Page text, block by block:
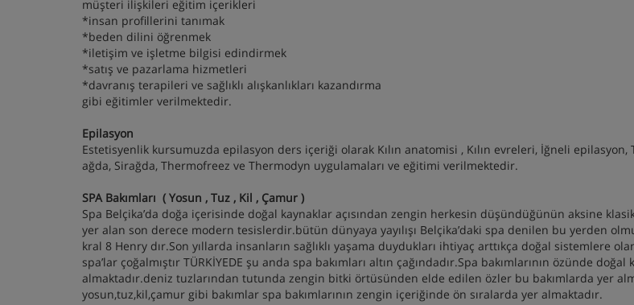
müşteri ilişkileri eğitim içerikleri
*insan profillerini tanımak
*beden dilini öğrenmek
*iletişim ve işletme bilgisi edindirmek
*satış ve pazarlama hizmetleri
*davranış terapileri ve sağlıklı alışkanlıkları kazandırma
gibi eğitimler verilmektedir.
Epilasyon
Estetisyenlik kursumuzda epilasyon ders içeriği olarak Kılın anatomisi , Kılın evreleri, İğneli epilasyon,
ağda, Sirağda, Thermofreez ve Thermodyn uygulamaları ve eğitimi verilmektedir.
SPA Bakımları ( Yosun , Tuz , Kil , Çamur )
Spa Belçika’da doğa içerisinde doğal kaynaklar açısından zengin herkesin düşündüğünün aksine
yer alan son derece modern tesislerdir.bütün dünyaya yayılışı Belçika’daki spa denilen bu yerden
kral 8 Henry dır.Son yıllarda insanların sağlıklı yaşama duydukları ihtiyaç arttıkça doğal sistemlere
spa’lar çoğalmıştır TÜRKİYEDE şu anda spa bakımları altın çağındadır.Spa bakımlarının özünde
almaktadır.deniz tuzlarından tutunda zengin bitki örtüsünden elde edilen özler bu bakımlarda yer
yosun,tuz,kil,çamur gibi bakımlar spa bakımlarının zengin içeriğinde ön sıralarda yer almaktadır.